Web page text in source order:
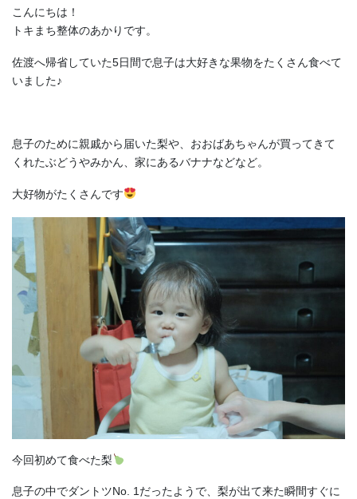
こんにちは！
トキまち整体のあかりです。
佐渡へ帰省していた5日間で息子は大好きな果物をたくさん食べて
いました♪
息子のために親戚から届いた梨や、おおばあちゃんが買ってきて
くれたぶどうやみかん、家にあるバナナなどなど。
大好物がたくさんです
今回初めて食べた梨
息子の中でダントツNo. 1だったようで、梨が出て来た瞬間すぐに